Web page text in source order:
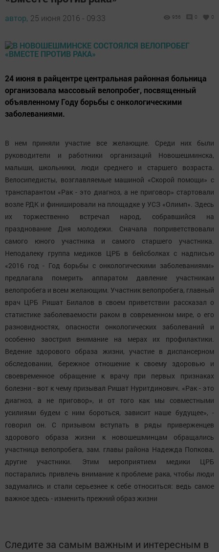
автор, 25 июня 2016 - 09:33 956 0 0
24 июня в райцентре центральная районная больница
организовала массовый велопробег, посвященный
объявленному Году борьбы с онкологическими
заболеваниями.
В нем приняли участие все желающие. Среди них были
руководители и работники организаций Новошешминска,
малыши, школьники, люди среднего и старшего возраста.
Велосипедисты, возглавляемые машиной «Скорой помощи» с
транспарантом «Рак - это диагноз, а не приговор» стартовали
возле РДК и финишировали на площадке у УСЗ «Олимп». Здесь
их торжественно встречал народ, собравшийся на
празднование Дня молодежи. Сначала поприветствовали
самого юного участника и самого старшего участника.
Неподалеку группа медиков ЦРБ в бейсболках с надписью
«2016 год - Год борьбы с онкологическими заболеваниями»
предлагала померить аппаратом давление участникам
велопробега и всем желающим. Участник велопробега, главный
врач ЦРБ Ришат Билалов в своем приветствии рассказал о
статистике заболеваемости раком в современном мире, о его
разновидностях, опасности онкологических заболеваний и
особенно заострил внимание на мерах их профилактики.
Ведение здорового образа жизни, участие в диспансерном
обследовании, бережное отношение к своему здоровью и
своевременное обращение к врачу при первых признаках
болезни - вот к чему призывал Ришат Нуритдинович. «Рак - это
диагноз, а не приговор», и от того как мы совместными
усилиями будем с ним бороться, зависит наше будущее», -
говорил он. С призывом вступать в ряды приверженцев
здорового образа жизни к новошешминцам обращались
участница велопробега, зам. главы района Надежда Попкова,
другие участники. Этим мероприятием медики ЦРБ
постарались привлечь внимание к проблеме рака, чтобы люди
задумались и стали серьезнее к себе относиться: ведь самое
важное здесь - изменить прежний образ жизни
Следите за самым важным и интересным в